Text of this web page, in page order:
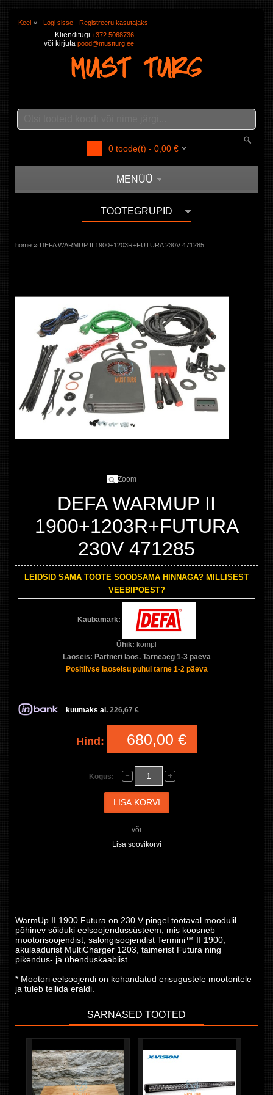
Keel Logi sisse Registreeru kasutajaks
Klienditugi +372 5068736
või kirjuta pood@mustturg.ee
0 toode(t) - 0,00 €
MENÜÜ
TOOTEGRUPID
home » DEFA WARMUP II 1900+1203R+FUTURA 230V 471285
Zoom
DEFA WARMUP II
1900+1203R+FUTURA
230V 471285
LEIDSID SAMA TOOTE SOODSAMA HINNAGA? MILLISEST
VEEBIPOEST?
Kaubamärk:
Ühik: kompl
Laoseis: Partneri laos. Tarneaeg 1-3 päeva
Positiivse laoseisu puhul tarne 1-2 päeva
kuumaks al. 226,67 €
Hind: 680,00 €
Kogus:
- või -
Lisa soovikorvi
WarmUp II 1900 Futura on 230 V pingel töötaval moodulil
põhinev sõiduki eelsoojendussüsteem, mis koosneb
mootorisoojendist, salongisoojendist Termini™ II 1900,
akulaadurist MultiCharger 1203, taimerist Futura ning
pikendus- ja ühenduskaablist.
* Mootori eelsoojendi on kohandatud erisugustele mootoritele
ja tuleb tellida eraldi.
SARNASED TOOTED